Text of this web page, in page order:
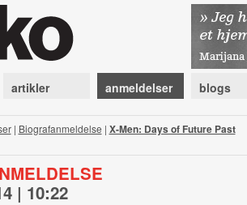
artikler anmeldelser blogs
| Biografanmeldelse | X-Men: Days of Future Past
| 10:22